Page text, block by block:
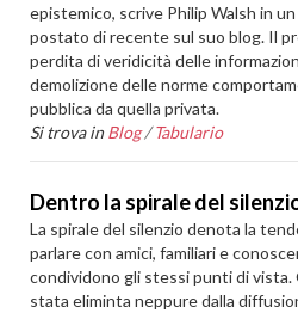
epistemico, scrive Philip Walsh in
postato di recente sul suo blog. Il
perdita di veridicità delle
demolizione delle norme
pubblica da quella privata.
Si trova in Blog /Tabulario
Dentro la spirale del
La spirale del silenzio denota la
parlare con amici, familiari e
condividono gli stessi punti di
stata eliminta neppure dalla